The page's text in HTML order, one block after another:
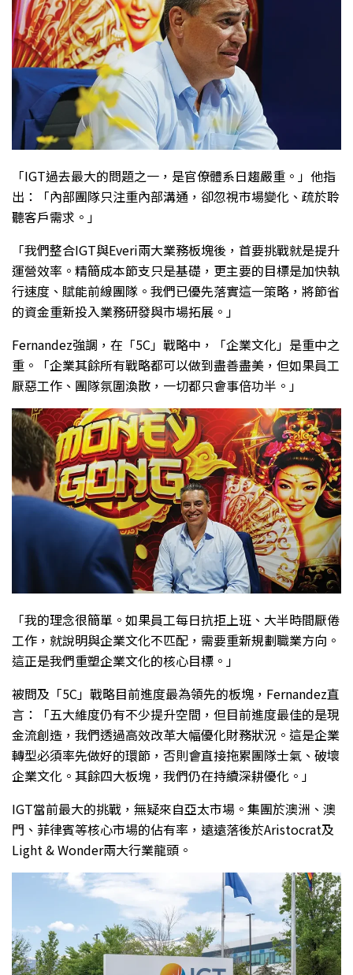
「IGT過去最大的問題之一，是官僚體系日趨嚴重。」他指
出：「內部團隊只注重內部溝通，卻忽視市場變化、疏於聆
聽客戶需求。」
「我們整合IGT與Everi兩大業務板塊後，首要挑戰就是提升
運營效率。精簡成本節支只是基礎，更主要的目標是加快執
行速度、賦能前線團隊。我們已優先落實這一策略，將節省
的資金重新投入業務研發與市場拓展。」
Fernandez強調，在「5C」戰略中，「企業文化」是重中之
重。「企業其餘所有戰略都可以做到盡善盡美，但如果員工
厭惡工作、團隊氛圍渙散，一切都只會事倍功半。」
「我的理念很簡單。如果員工每日抗拒上班、大半時間厭倦
工作，就說明與企業文化不匹配，需要重新規劃職業方向。
這正是我們重塑企業文化的核心目標。」
被問及「5C」戰略目前進度最為領先的板塊，Fernandez直
言：「五大維度仍有不少提升空間，但目前進度最佳的是現
金流創造，我們透過高效改革大幅優化財務狀況。這是企業
轉型必須率先做好的環節，否則會直接拖累團隊士氣、破壞
企業文化。其餘四大板塊，我們仍在持續深耕優化。」
IGT當前最大的挑戰，無疑來自亞太市場。集團於澳洲、澳
門、菲律賓等核心市場的佔有率，遠遠落後於Aristocrat及
Light & Wonder兩大行業龍頭。